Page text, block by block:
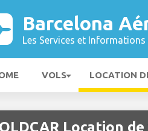
Barcelona
Les Services et
VOLS LOCATION
Location